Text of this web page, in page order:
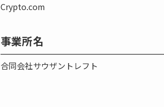
Crypto.com
事業所名
合同会社サウザントレフト